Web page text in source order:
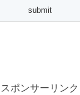
スポンサーリンク